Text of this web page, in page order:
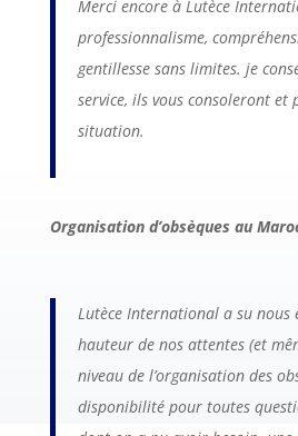
Merci encore à Lutèce
professionnalisme,
gentillesse sans limites. je
service, ils vous consoleront
situation.
Organisation d’obsèques au
Lutèce International a su nous
hauteur de nos attentes (et
niveau de l’organisation des
disponibilité pour toutes